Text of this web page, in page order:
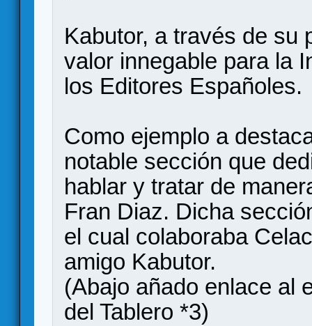
Kabutor, a través de su
valor innegable para la
los Editores Españoles.
Como ejemplo a
notable sección que
hablar y tratar de
Fran Diaz. Dicha
el cual colaboraba
amigo Kabutor.
(Abajo añado enlace al
del Tablero *3)